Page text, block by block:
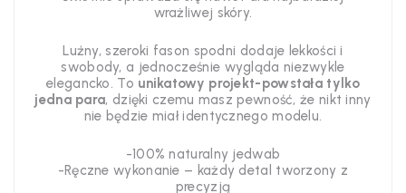
wrażliwej skóry.
Luźny, szeroki fason spodni dodaje lekkości i
swobody, a jednocześnie wygląda niezwykle
elegancko. To unikatowy projekt-powstała tylko
jedna para, dzięki czemu masz pewność, że nikt inny
nie będzie miał identycznego modelu.
-100% naturalny jedwab
-Ręczne wykonanie – każdy detal tworzony z
precyzją